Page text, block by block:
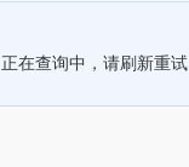
正在查询中，请刷新重试